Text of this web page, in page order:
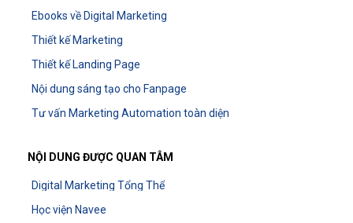
Ebooks về Digital Marketing
Thiết kế Marketing
Thiết kế Landing Page
Nội dung sáng tạo cho Fanpage
Tư vấn Marketing Automation toàn diện
NỘI DUNG ĐƯỢC QUAN TÂM
Digital Marketing Tổng Thể
Học viện Navee